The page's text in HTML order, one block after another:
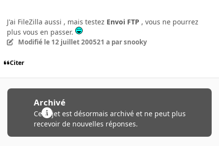
J'ai FileZilla aussi , mais testez Envoi FTP , vous ne pourrez
plus vous en passer.
Modifié le 12 juillet 200521 a par snooky
Citer
Archivé
Ce sujet est désormais archivé et ne peut plus
recevoir de nouvelles réponses.